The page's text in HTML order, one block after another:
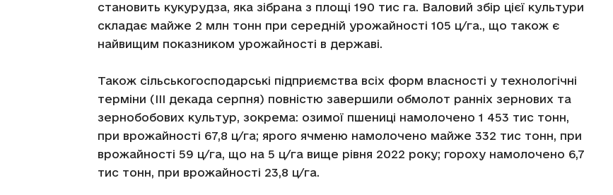
становить кукурудза, яка зібрана з площі 190 тис га. Валовий збір цієї культури
складає майже 2 млн тонн при середній урожайності 105 ц/га., що також є
найвищим показником урожайності в державі.
Також сільськогосподарські підприємства всіх форм власності у технологічні
терміни (ІІІ декада серпня) повністю завершили обмолот ранніх зернових та
зернобобових культур, зокрема: озимої пшениці намолочено 1 453 тис тонн,
при врожайності 67,8 ц/га; ярого ячменю намолочено майже 332 тис тонн, при
врожайності 59 ц/га, що на 5 ц/га вище рівня 2022 року; гороху намолочено 6,7
тис тонн, при врожайності 23,8 ц/га.